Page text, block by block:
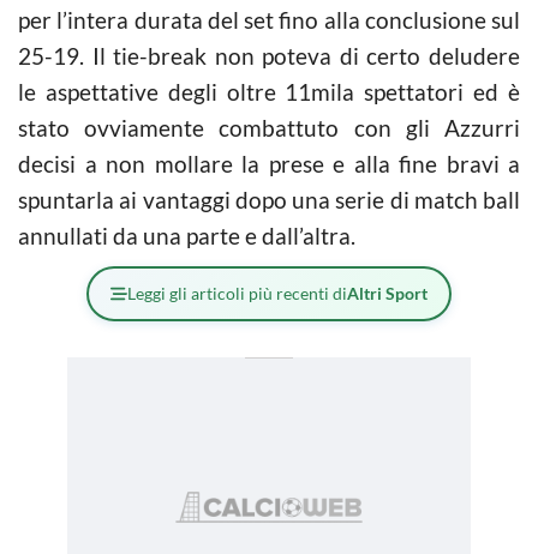
per l’intera durata del set fino alla conclusione sul
25-19. Il tie-break non poteva di certo deludere
le aspettative degli oltre 11mila spettatori ed è
stato ovviamente combattuto con gli Azzurri
decisi a non mollare la prese e alla fine bravi a
spuntarla ai vantaggi dopo una serie di match ball
annullati da una parte e dall’altra.
Leggi gli articoli più recenti diAltri Sport